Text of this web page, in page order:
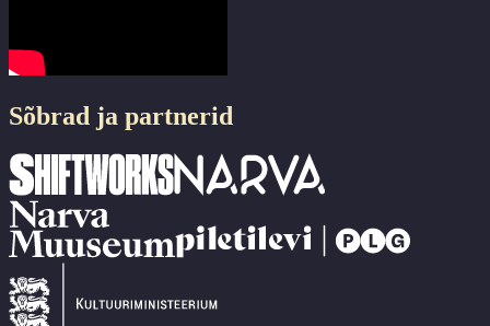
Sõbrad ja partnerid